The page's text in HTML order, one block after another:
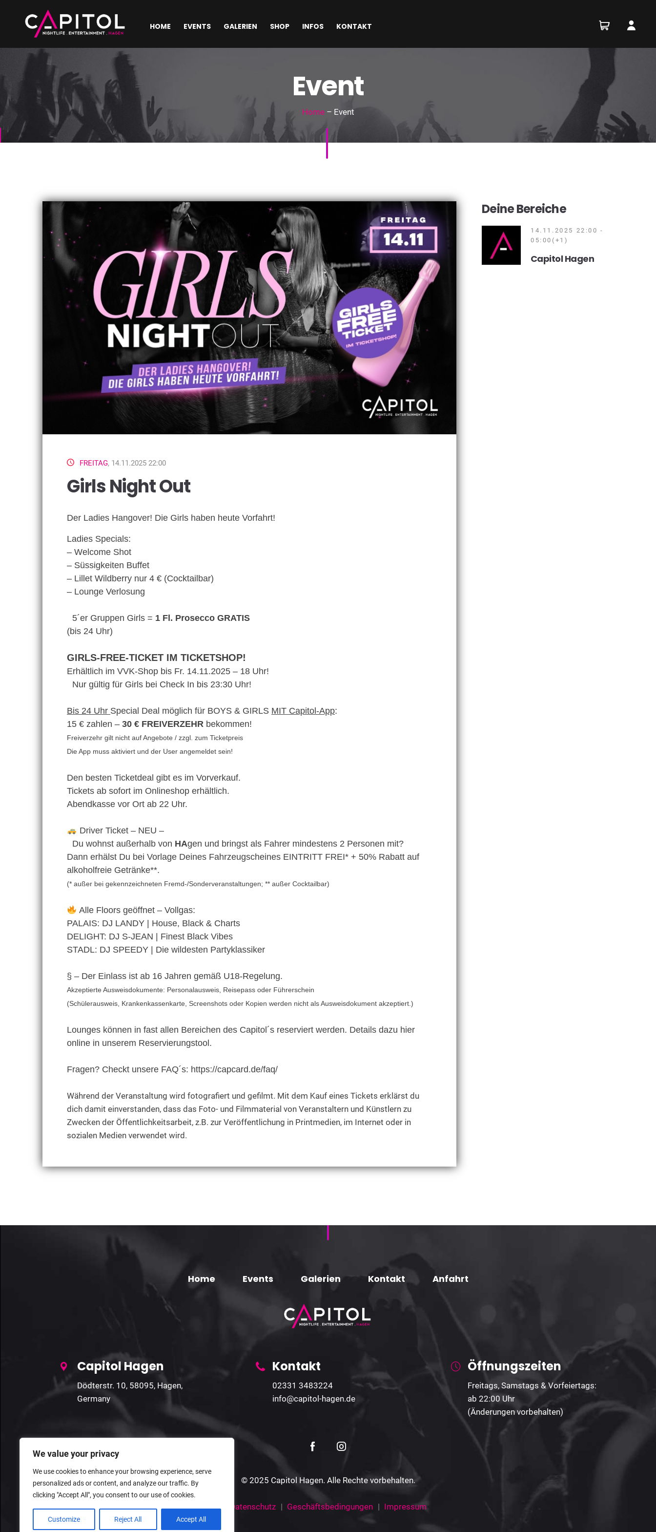
We value your privacy
We use cookies to enhance your browsing experience, serve
personalized ads or content, and analyze our traffic. By
clicking "Accept All", you consent to our use of cookies.
Customize Reject All Accept All
HOME EVENTS GALERIEN SHOP INFOS KONTAKT
Event
Home– Event
FREITAG, 14.11.2025 22:00
Girls Night Out
Der Ladies Hangover! Die Girls haben heute Vorfahrt!
Ladies Specials:
– Welcome Shot
– Süssigkeiten Buffet
– Lillet Wildberry nur 4 € (Cocktailbar)
– Lounge Verlosung
5´er Gruppen Girls = 1 Fl. Prosecco GRATIS
(bis 24 Uhr)
GIRLS-FREE-TICKET IM TICKETSHOP!
Erhältlich im VVK-Shop bis Fr. 14.11.2025 – 18 Uhr!
Nur gültig für Girls bei Check In bis 23:30 Uhr!
Bis 24 Uhr Special Deal möglich für BOYS & GIRLS MIT Capitol-App:
15 € zahlen – 30 € FREIVERZEHR bekommen!
Freiverzehr gilt nicht auf Angebote / zzgl. zum Ticketpreis
Die App muss aktiviert und der User angemeldet sein!
Den besten Ticketdeal gibt es im Vorverkauf.
Tickets ab sofort im Onlineshop erhältlich.
Abendkasse vor Ort ab 22 Uhr.
Driver Ticket – NEU –
Du wohnst außerhalb von HAgen und bringst als Fahrer mindestens 2 Personen mit?
Dann erhälst Du bei Vorlage Deines Fahrzeugscheines EINTRITT FREI* + 50% Rabatt auf
alkoholfreie Getränke**.
(* außer bei gekennzeichneten Fremd-/Sonderveranstaltungen; ** außer Cocktailbar)
Alle Floors geöffnet – Vollgas:
PALAIS: DJ LANDY | House, Black & Charts
DELIGHT: DJ S-JEAN | Finest Black Vibes
STADL: DJ SPEEDY | Die wildesten Partyklassiker
§ – Der Einlass ist ab 16 Jahren gemäß U18-Regelung.
Akzeptierte Ausweisdokumente: Personalausweis, Reisepass oder Führerschein
(Schülerausweis, Krankenkassenkarte, Screenshots oder Kopien werden nicht als Ausweisdokument akzeptiert.)
Lounges können in fast allen Bereichen des Capitol´s reserviert werden. Details dazu hier
online in unserem Reservierungstool.
Fragen? Checkt unsere FAQ´s: https://capcard.de/faq/
Während der Veranstaltung wird fotografiert und gefilmt. Mit dem Kauf eines Tickets erklärst du
dich damit einverstanden, dass das Foto- und Filmmaterial von Veranstaltern und Künstlern zu
Zwecken der Öffentlichkeitsarbeit, z.B. zur Veröffentlichung in Printmedien, im Internet oder in
sozialen Medien verwendet wird.
Deine Bereiche
14.11.2025 22:00 -
05:00(+1)
Capitol Hagen
Home Events Galerien Kontakt Anfahrt
Capitol Hagen
Dödterstr. 10, 58095, Hagen,
Germany
Kontakt
02331 3483224
info@capitol-hagen.de
Öffnungszeiten
Freitags, Samstags & Vorfeiertags:
ab 22:00 Uhr
(Änderungen vorbehalten)
© 2025 Capitol Hagen. Alle Rechte vorbehalten.
Datenschutz Geschäftsbedingungen Impressum